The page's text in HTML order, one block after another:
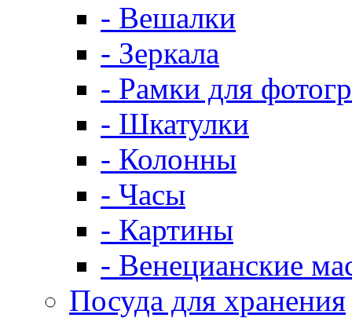
- Вешалки
- Зеркала
- Рамки для
- Шкатулки
- Колонны
- Часы
- Картины
- Венецианские
Посуда для хранения